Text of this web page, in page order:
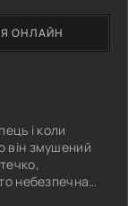
і коли
він змушений
небезпечна
ОНЛАЙН